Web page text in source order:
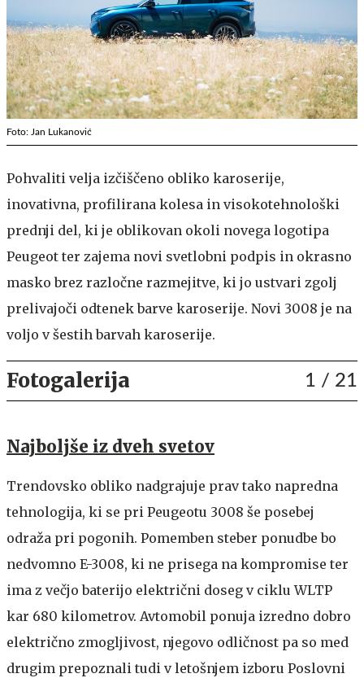
Foto: Jan Lukanović
Pohvaliti velja izčiščeno obliko karoserije,
inovativna, profilirana kolesa in visokotehnološki
prednji del, ki je oblikovan okoli novega logotipa
Peugeot ter zajema novi svetlobni podpis in okrasno
masko brez razločne razmejitve, ki jo ustvari zgolj
prelivajoči odtenek barve karoserije. Novi 3008 je na
voljo v šestih barvah karoserije.
Fotogalerija 1 / 21
Najboljše iz dveh svetov
Trendovsko obliko nadgrajuje prav tako napredna
tehnologija, ki se pri Peugeotu 3008 še posebej
odraža pri pogonih. Pomemben steber ponudbe bo
nedvomno E-3008, ki ne prisega na kompromise ter
ima z večjo baterijo električni doseg v ciklu WLTP
kar 680 kilometrov. Avtomobil ponuja izredno dobro
električno zmogljivost, njegovo odličnost pa so med
drugim prepoznali tudi v letošnjem izboru Poslovni